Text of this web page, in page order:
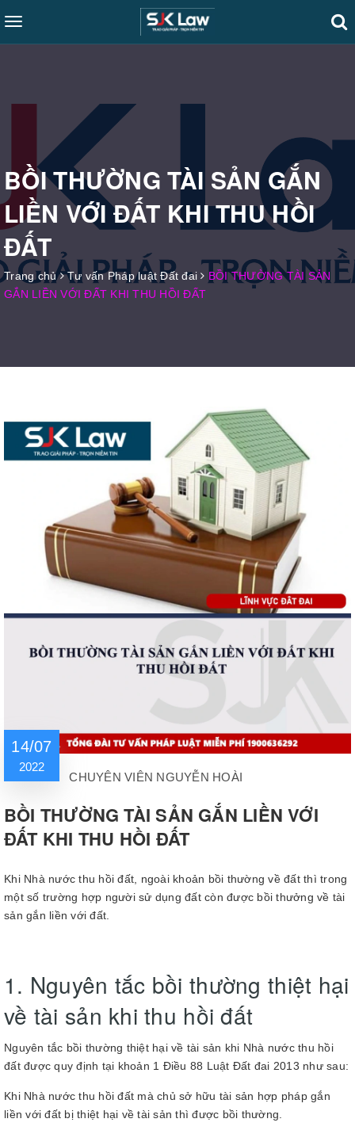
Toggle
navigation
BỒI THƯỜNG TÀI SẢN GẮN
LIỀN VỚI ĐẤT KHI THU HỒI
ĐẤT
Trang chủ Tư vấn Pháp luật Đất đai
BỒI THƯỜNG TÀI SẢN
GẮN LIỀN VỚI ĐẤT KHI THU HỒI ĐẤT
14/07
2022
CHUYÊN VIÊN NGUYỄN HOÀI
BỒI THƯỜNG TÀI SẢN GẮN LIỀN VỚI
ĐẤT KHI THU HỒI ĐẤT
Khi Nhà nước thu hồi đất, ngoài khoản bồi thường về đất thì trong
một số trường hợp người sử dụng đất còn được bồi thưởng về tài
sản gắn liền với đất.
1. Nguyên tắc bồi thường thiệt hại
về tài sản khi thu hồi đất
Nguyên tắc bồi thường thiệt hại về tài sản khi Nhà nước thu hồi
đất được quy định tại khoản 1 Điều 88 Luật Đất đai 2013 như sau:
Khi Nhà nước thu hồi đất mà chủ sở hữu tài sản hợp pháp gắn
liền với đất bị thiệt hại về tài sản thì được bồi thường.